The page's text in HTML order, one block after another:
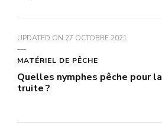
UPDATED ON 27 OCTOBRE 2021
MATÉRIEL DE PÊCHE
Quelles nymphes pêche pour la
truite ?